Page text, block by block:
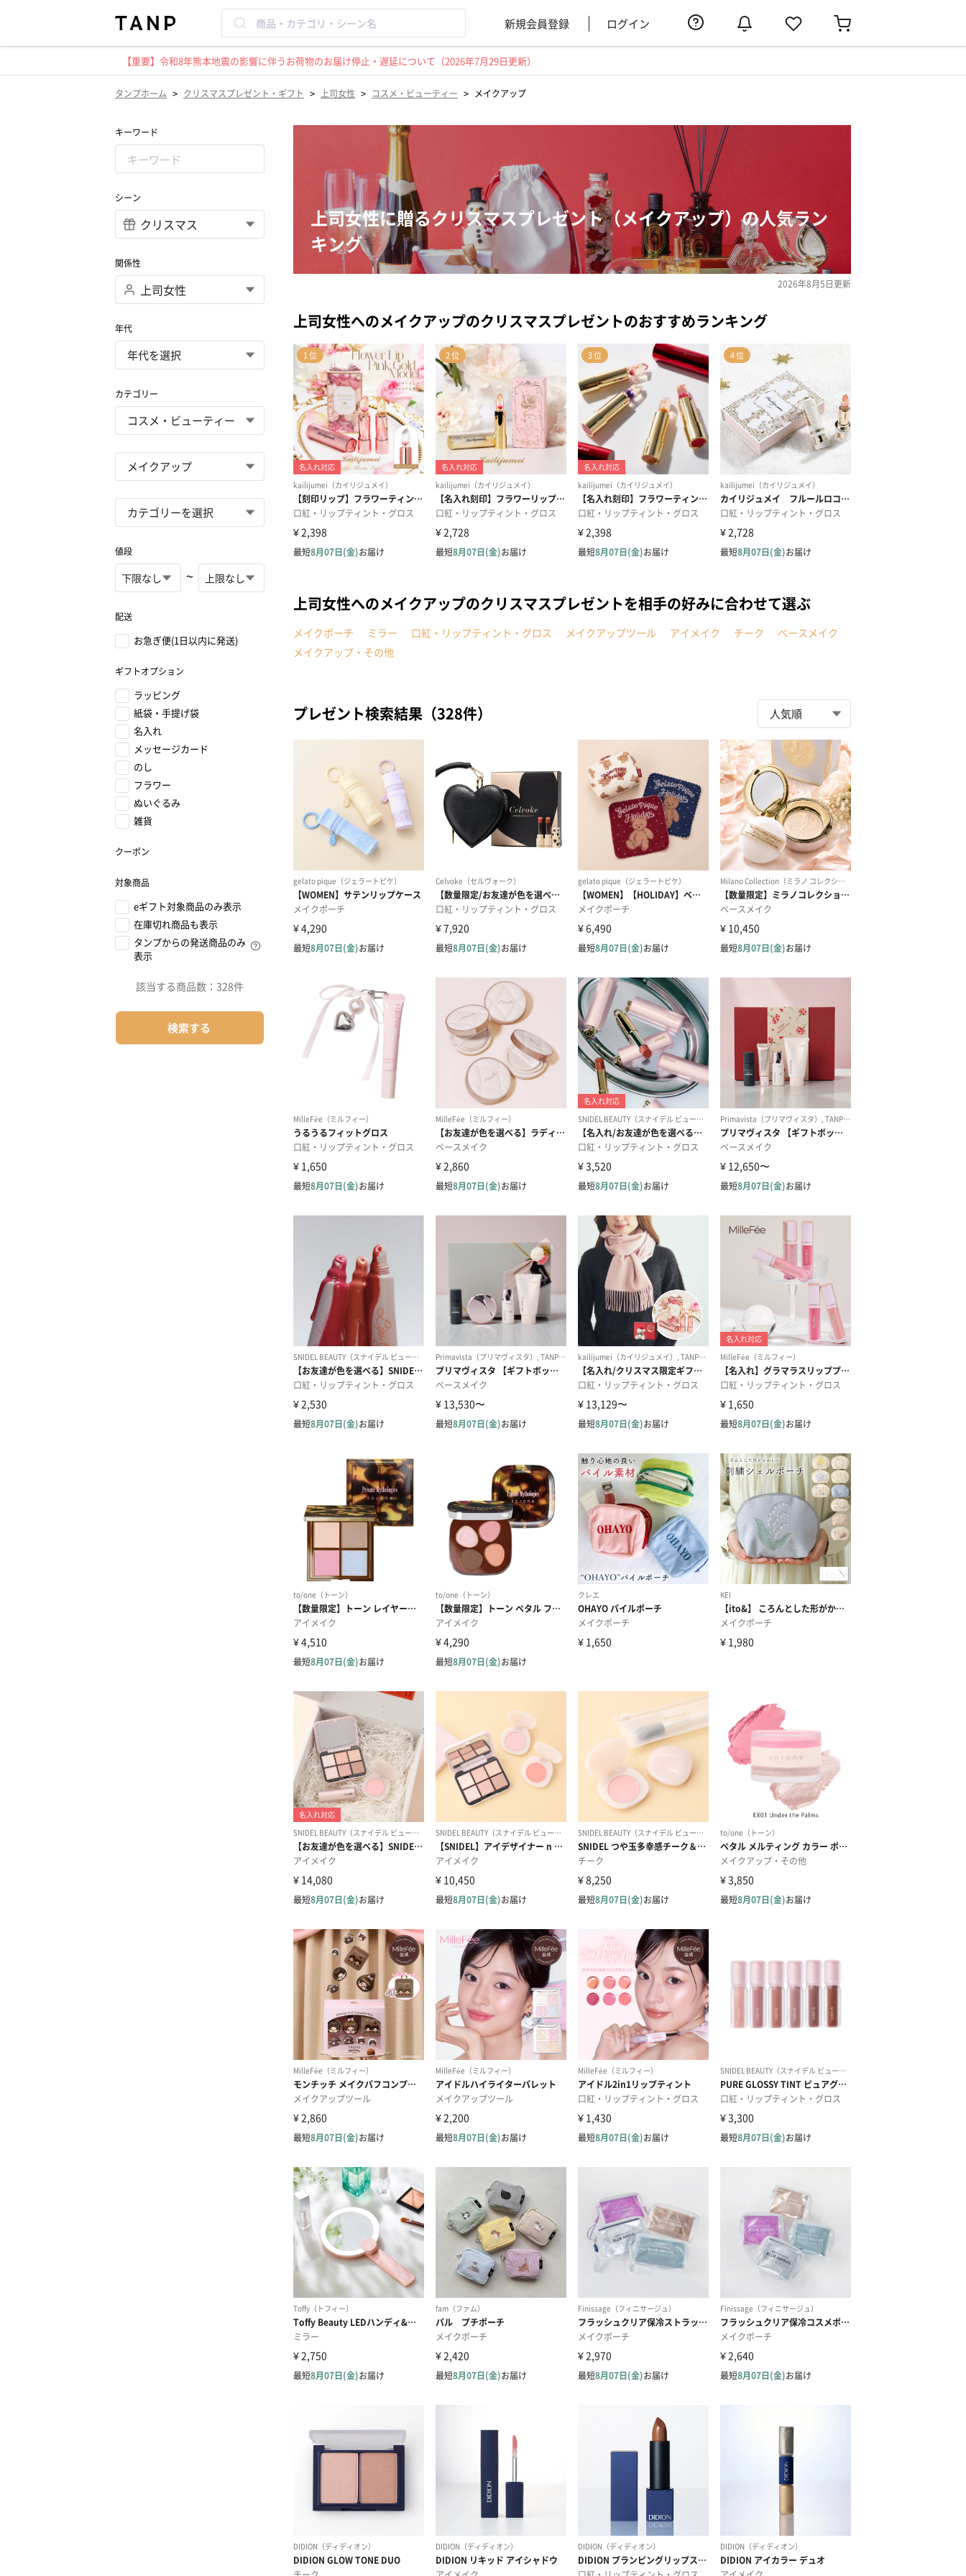
新規会員登録 ログイン
【重要】令和8年熊本地震の影響に伴うお荷物のお届け停止・遅延について（2026年7月29日更新）
タンプホーム > クリスマスプレゼント・ギフト > 上司女性 > コスメ・ビューティー > メイクアップ
キーワード
シーン
関係性
年代
カテゴリー
値段
~
配送
お急ぎ便(1日以内に発送)
ギフトオプション
ラッピング
紙袋・手提げ袋
名入れ
メッセージカード
のし
フラワー
ぬいぐるみ
雑貨
クーポン
対象商品
eギフト対象商品のみ表示
在庫切れ商品も表示
タンプからの発送商品のみ
表示
該当する商品数： 328件
検索する
上司女性に贈るクリスマスプレゼント（メイクアップ）の人気ラン
キング
2026年8月5日更新
上司女性へのメイクアップのクリスマスプレゼントのおすすめランキング
上司女性へのメイクアップのクリスマスプレゼントを相手の好みに合わせて選ぶ
メイクポーチ ミラー 口紅・リップティント・グロス メイクアップツール アイメイク チーク
ベースメイク
メイクアップ・その他
プレゼント検索結果（328件）